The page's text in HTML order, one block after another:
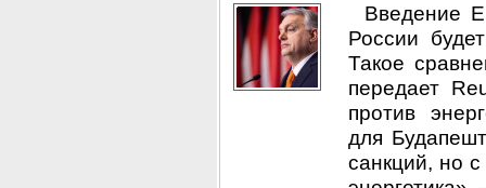
Введение
России
Такое
передает
против
для
санкций, но